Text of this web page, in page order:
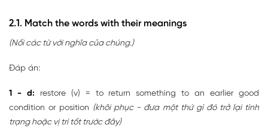
2.1. Match the words with their meanings
(Nối các từ với nghĩa của chúng.)
Đáp án:
1 - d: restore (v) = to return something to an earlier good
condition or position (khôi phục - đưa một thứ gì đó trở lại tình
trạng hoặc vị trí tốt trước đây)